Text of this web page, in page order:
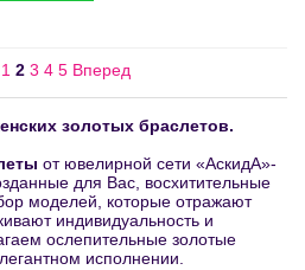
1 2 3 4 5 Вперед
золотых браслетов.
от ювелирной сети «АскидА»-
для Вас, восхитительные
моделей, которые отражают
индивидуальность и
ослепительные золотые
исполнении.